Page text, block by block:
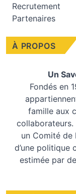
À PROPOS
Un
Fondés en
famille aux
un Comité de
d’une politique
estimée par
Recrutement
Partenaires